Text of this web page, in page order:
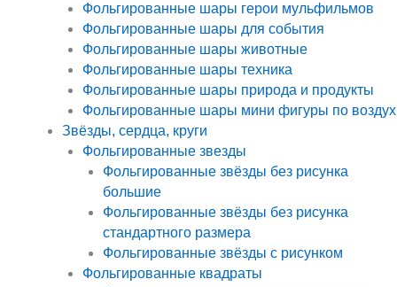
Фольгированные шары герои мульфильмов
Фольгированные шары для события
Фольгированные шары животные
Фольгированные шары техника
Фольгированные шары природа и продукты
Фольгированные шары мини фигуры по воздух
Звёзды, сердца, круги
Фольгированные звезды
Фольгированные звёзды без рисунка
большие
Фольгированные звёзды без рисунка
стандартного размера
Фольгированные звёзды с рисунком
Фольгированные квадраты